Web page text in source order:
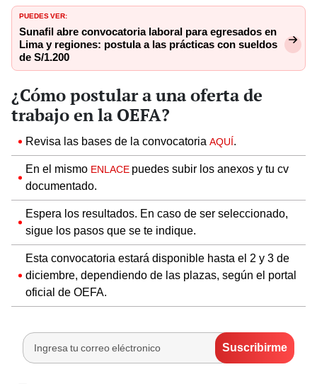
PUEDES VER:
Sunafil abre convocatoria laboral para egresados en
Lima y regiones: postula a las prácticas con sueldos
de S/1.200
¿Cómo postular a una oferta de
trabajo en la OEFA?
Revisa las bases de la convocatoria AQUÍ.
En el mismo ENLACE puedes subir los anexos y tu cv
documentado.
Espera los resultados. En caso de ser seleccionado,
sigue los pasos que se te indique.
Esta convocatoria estará disponible hasta el 2 y 3 de
diciembre, dependiendo de las plazas, según el portal
oficial de OEFA.